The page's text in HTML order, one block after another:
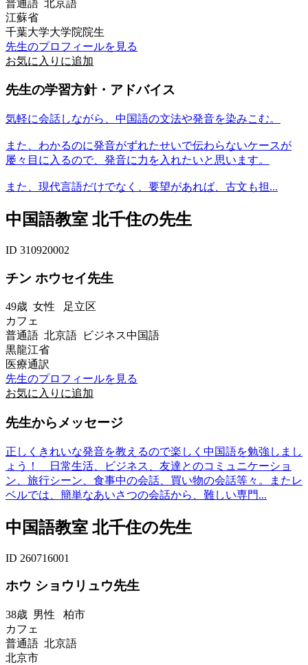
普通語 北京語
江蘇省
千葉大学大学院院生
先生のプロフィールを見る
お気に入りに追加
先生の学習方針・アドバイス
気軽に会話しながら、中国語の文法や発音を染みこむ。
また、わかるのに発音がずれたせいで伝わらないケースが
屡々目に入るので、発音に力を入れたいと思います。
また、現代言語だけでなく、要望があれば、古文も担...
中国語教室 北千住の先生
ID 310920002
チン ホウセイ先生
49歳 女性 足立区
カフェ
普通語 北京語 ビジネス中国語
黒龍江省
医療通訳
先生のプロフィールを見る
お気に入りに追加
先生からメッセージ
正しくきれいな発音を教えるので楽しく中国語を勉強しまし
ょう！ 日常生活、ビジネス、友達とのコミュニケーショ
ン、旅行シーン、食事中の会話、買い物の会話等々。またレ
ベルでは、簡単なあいさつの会話から、難しい専門...
中国語教室 北千住の先生
ID 260716001
ホウ ショウリュウ先生
38歳 男性 柏市
カフェ
普通語 北京語
北京市